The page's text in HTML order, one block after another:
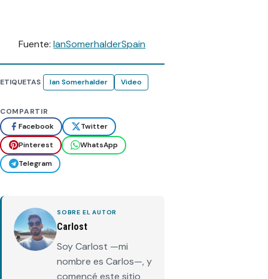
Fuente:IanSomerhalderSpain
ETIQUETAS Ian Somerhalder Video
COMPARTIR
Facebook
Twitter
Pinterest
WhatsApp
Telegram
SOBRE EL AUTOR
Carlost
Soy Carlost —mi
nombre es Carlos—, y
comencé este sitio